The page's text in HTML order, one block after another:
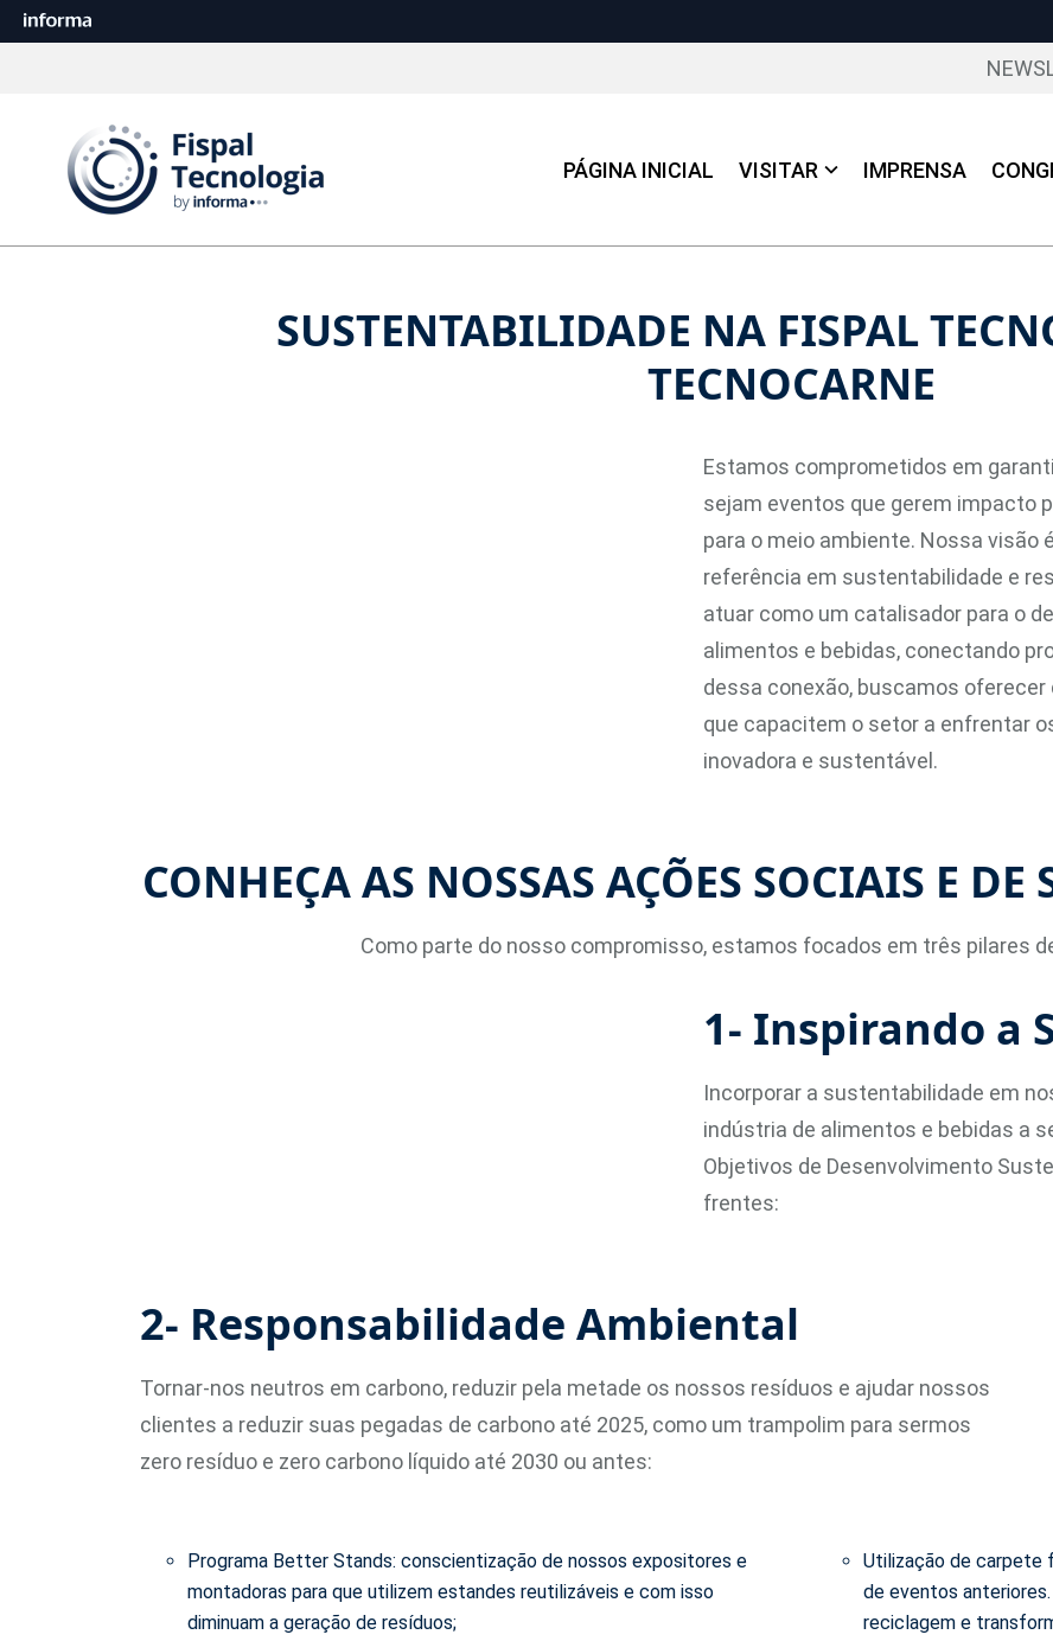
PÁGINA INICIAL VISITAR IMPRENSA
SUSTENTABILIDADE NA FISPAL
TECNOCARNE
Estamos comprometidos em
sejam eventos que gerem impacto
para o meio ambiente. Nossa
referência em sustentabilidade e
atuar como um catalisador para o
alimentos e bebidas, conectando
dessa conexão, buscamos
que capacitem o setor a enfrentar
inovadora e sustentável.
CONHEÇA AS NOSSAS AÇÕES SOCIAIS E
Como parte do nosso compromisso, estamos focados em três pilares
1- Inspirando a
Incorporar a sustentabilidade em
indústria de alimentos e bebidas a
Objetivos de Desenvolvimento
frentes:
2- Responsabilidade Ambiental
Tornar-nos neutros em carbono, reduzir pela metade os nossos resíduos e ajudar nossos
clientes a reduzir suas pegadas de carbono até 2025, como um trampolim para sermos
zero resíduo e zero carbono líquido até 2030 ou antes:
Programa Better Stands: conscientização de nossos expositores e
montadoras para que utilizem estandes reutilizáveis e com isso
diminuam a geração de resíduos;
Utilização de carpete
de eventos
reciclagem e